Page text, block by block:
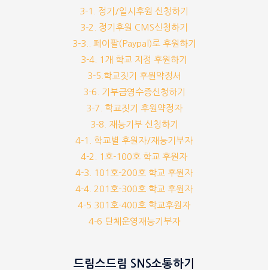
3-1. 정기/일시후원 신청하기
3-2. 정기후원 CMS신청하기
3-3.. 페이팔(Paypal)로 후원하기
3-4. 1개 학교 지정 후원하기
3-5.학교짓기 후원약정서
3-6. 기부금영수증신청하기
3-7. 학교짓기 후원약정자
3-8. 재능기부 신청하기
4-1. 학교별 후원자/재능기부자
4-2. 1호-100호 학교 후원자
4-3. 101호-200호 학교 후원자
4-4. 201호-300호 학교 후원자
4-5 301호-400호 학교후원자
4-6 단체운영재능기부자
드림스드림 SNS소통하기